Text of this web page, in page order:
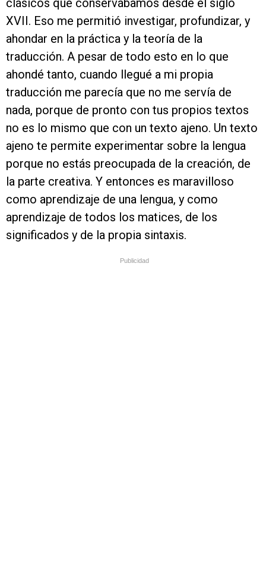
clásicos que conservábamos desde el siglo
XVII. Eso me permitió investigar, profundizar, y
ahondar en la práctica y la teoría de la
traducción. A pesar de todo esto en lo que
ahondé tanto, cuando llegué a mi propia
traducción me parecía que no me servía de
nada, porque de pronto con tus propios textos
no es lo mismo que con un texto ajeno. Un texto
ajeno te permite experimentar sobre la lengua
porque no estás preocupada de la creación, de
la parte creativa. Y entonces es maravilloso
como aprendizaje de una lengua, y como
aprendizaje de todos los matices, de los
significados y de la propia sintaxis.
Publicidad